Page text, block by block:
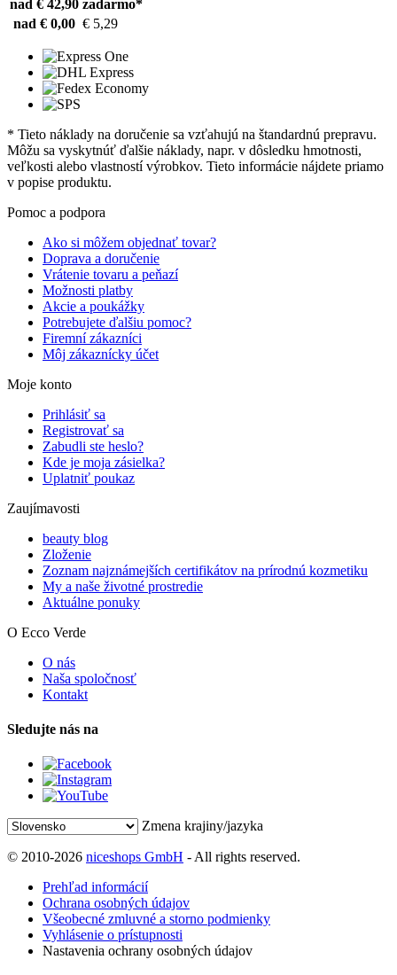
nad € 42,90 zadarmo*
nad € 0,00 € 5,29
* Tieto náklady na doručenie sa vzťahujú na štandardnú prepravu.
Môžu sa vyskytnúť ďalšie náklady, napr. v dôsledku hmotnosti,
veľkosti alebo vlastností výrobkov. Tieto informácie nájdete priamo
v popise produktu.
Pomoc a podpora
Ako si môžem objednať tovar?
Doprava a doručenie
Vrátenie tovaru a peňazí
Možnosti platby
Akcie a poukážky
Potrebujete ďalšiu pomoc?
Firemní zákazníci
Môj zákaznícky účet
Moje konto
Prihlásiť sa
Registrovať sa
Zabudli ste heslo?
Kde je moja zásielka?
Uplatniť poukaz
Zaujímavosti
beauty blog
Zloženie
Zoznam najznámejších certifikátov na prírodnú kozmetiku
My a naše životné prostredie
Aktuálne ponuky
O Ecco Verde
O nás
Naša spoločnosť
Kontakt
Sledujte nás na
Zmena krajiny/jazyka
© 2010-2026 niceshops GmbH - All rights reserved.
Prehľad informácií
Ochrana osobných údajov
Všeobecné zmluvné a storno podmienky
Vyhlásenie o prístupnosti
Nastavenia ochrany osobných údajov